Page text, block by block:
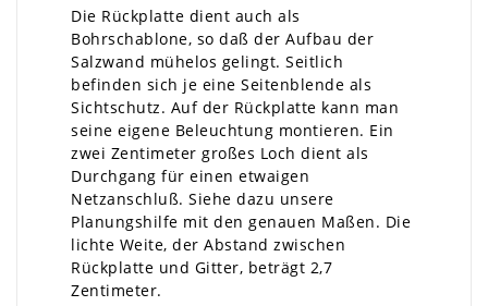
Die Rückplatte dient auch als
Bohrschablone, so daß der Aufbau der
Salzwand mühelos gelingt. Seitlich
befinden sich je eine Seitenblende als
Sichtschutz. Auf der Rückplatte kann man
seine eigene Beleuchtung montieren. Ein
zwei Zentimeter großes Loch dient als
Durchgang für einen etwaigen
Netzanschluß. Siehe dazu unsere
Planungshilfe mit den genauen Maßen. Die
lichte Weite, der Abstand zwischen
Rückplatte und Gitter, beträgt 2,7
Zentimeter.